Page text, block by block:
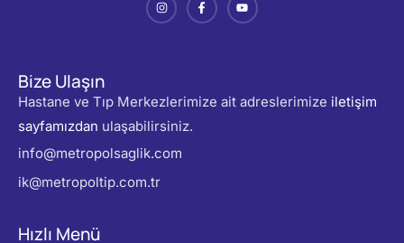
Bize Ulaşın
Hastane ve Tıp Merkezlerimize ait adreslerimize iletişim
sayfamızdan ulaşabilirsiniz.
info@metropolsaglik.com
ik@metropoltip.com.tr
Hızlı Menü